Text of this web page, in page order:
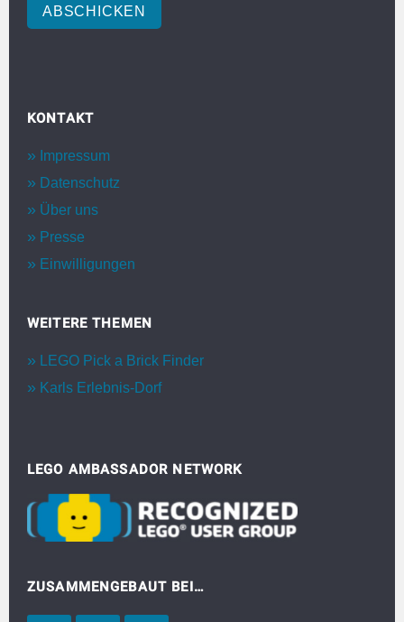
ABSCHICKEN
KONTAKT
Impressum
Datenschutz
Über uns
Presse
Einwilligungen
WEITERE THEMEN
LEGO Pick a Brick Finder
Karls Erlebnis-Dorf
LEGO AMBASSADOR NETWORK
ZUSAMMENGEBAUT BEI…